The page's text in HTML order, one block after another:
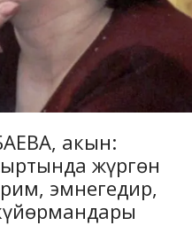
акын:
жүргөн
эмнегедир,